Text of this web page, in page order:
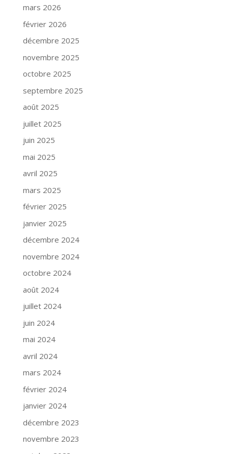
mars 2026
février 2026
décembre 2025
novembre 2025
octobre 2025
septembre 2025
août 2025
juillet 2025
juin 2025
mai 2025
avril 2025
mars 2025
février 2025
janvier 2025
décembre 2024
novembre 2024
octobre 2024
août 2024
juillet 2024
juin 2024
mai 2024
avril 2024
mars 2024
février 2024
janvier 2024
décembre 2023
novembre 2023